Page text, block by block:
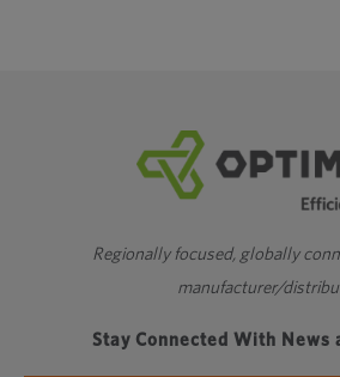
Regionally focused, globally
manufacturer/
Stay Connected With News